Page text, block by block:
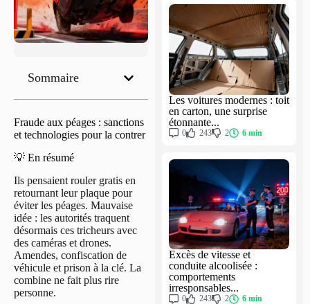
Sommaire
Fraude aux péages : sanctions
et technologies pour la contrer
💡 En résumé
Ils pensaient rouler gratis en
retournant leur plaque pour
éviter les péages. Mauvaise
idée : les autorités traquent
désormais ces tricheurs avec
des caméras et drones.
Amendes, confiscation de
véhicule et prison à la clé. La
combine ne fait plus rire
personne.
Les voitures modernes : toit
en carton, une surprise
étonnante...
0 243 2 6 min
Excès de vitesse et
conduite alcoolisée :
comportements
irresponsables...
0 243 2 6 min